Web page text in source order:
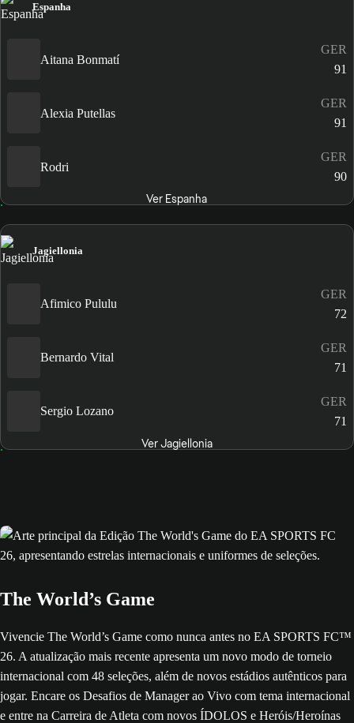
Espanha
Aitana Bonmatí
GER
91
Alexia Putellas
GER
91
Rodri
GER
90
Ver Espanha
Jagiellonia
Afimico Pululu
GER
72
Bernardo Vital
GER
71
Sergio Lozano
GER
71
Ver Jagiellonia
The World’s Game
Vivencie The World’s Game como nunca antes no EA SPORTS FC™
26. A atualização mais recente apresenta um novo modo de torneio
internacional com 48 seleções, além de novos estádios autênticos para
jogar. Encare os Desafios de Manager ao Vivo com tema internacional
e entre na Carreira de Atleta com novos ÍDOLOS e Heróis/Heroínas